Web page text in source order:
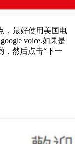
，最好使用美国电
voice.如果是
，然后点击“下一